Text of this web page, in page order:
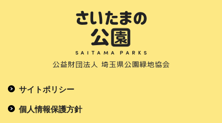
サイトポリシー
個人情報保護方針